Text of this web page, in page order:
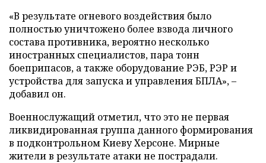
«В результате огневого воздействия было
полностью уничтожено более взвода личного
состава противника, вероятно несколько
иностранных специалистов, пара тонн
боеприпасов, а также оборудование РЭБ, РЭР и
устройства для запуска и управления БПЛА», –
добавил он.
Военнослужащий отметил, что это не первая
ликвидированная группа данного формирования
в подконтрольном Киеву Херсоне. Мирные
жители в результате атаки не пострадали.